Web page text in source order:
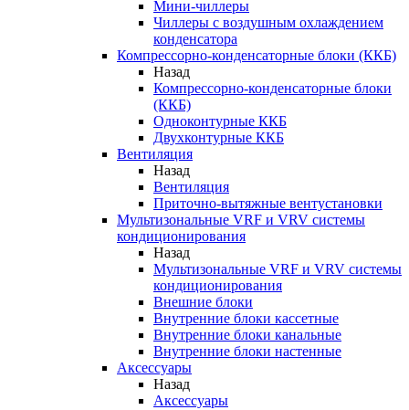
Мини-чиллеры
Чиллеры с воздушным охлаждением
конденсатора
Компрессорно-конденсаторные блоки (ККБ)
Назад
Компрессорно-конденсаторные блоки
(ККБ)
Одноконтурные ККБ
Двухконтурные ККБ
Вентиляция
Назад
Вентиляция
Приточно-вытяжные вентустановки
Мультизональные VRF и VRV системы
кондиционирования
Назад
Мультизональные VRF и VRV системы
кондиционирования
Внешние блоки
Внутренние блоки кассетные
Внутренние блоки канальные
Внутренние блоки настенные
Аксессуары
Назад
Аксессуары